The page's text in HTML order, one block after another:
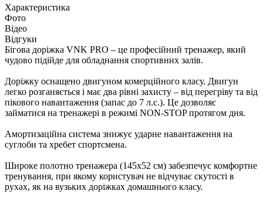
Характеристика
Фото
Відео
Відгуки
Бігова доріжка VNK PRO – це професійний тренажер, який
чудово підійде для обладнання спортивних залів.
Доріжку оснащено двигуном комерційного класу. Двигун
легко розганяється і має два рівні захисту – від перегріву та від
пікового навантаження (запас до 7 л.с.). Це дозволяє
займатися на тренажері в режимі NON-STOP протягом дня.
Амортизаційна система знижує ударне навантаження на
суглоби та хребет спортсмена.
Широке полотно тренажера (145х52 см) забезпечує комфортне
тренування, при якому користувач не відчуває скутості в
рухах, як на вузьких доріжках домашнього класу.